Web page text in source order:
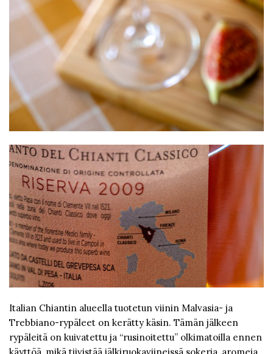
Italian Chiantin alueella tuotetun viinin Malvasia- ja
Trebbiano-rypäleet on kerätty käsin. Tämän jälkeen
rypäleitä on kuivatettu ja “rusinoitettu” olkimatoilla ennen